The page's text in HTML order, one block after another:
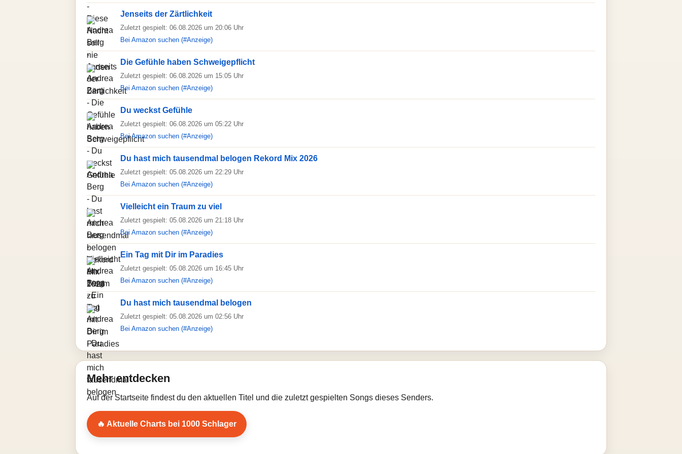
Jenseits der Zärtlichkeit
Zuletzt gespielt: 06.08.2026 um 20:06 Uhr
Bei Amazon suchen (#Anzeige)
Die Gefühle haben Schweigepflicht
Zuletzt gespielt: 06.08.2026 um 15:05 Uhr
Bei Amazon suchen (#Anzeige)
Du weckst Gefühle
Zuletzt gespielt: 06.08.2026 um 05:22 Uhr
Bei Amazon suchen (#Anzeige)
Du hast mich tausendmal belogen Rekord Mix 2026
Zuletzt gespielt: 05.08.2026 um 22:29 Uhr
Bei Amazon suchen (#Anzeige)
Vielleicht ein Traum zu viel
Zuletzt gespielt: 05.08.2026 um 21:18 Uhr
Bei Amazon suchen (#Anzeige)
Ein Tag mit Dir im Paradies
Zuletzt gespielt: 05.08.2026 um 16:45 Uhr
Bei Amazon suchen (#Anzeige)
Du hast mich tausendmal belogen
Zuletzt gespielt: 05.08.2026 um 02:56 Uhr
Bei Amazon suchen (#Anzeige)
Mehr entdecken
Auf der Startseite findest du den aktuellen Titel und die zuletzt gespielten Songs dieses Senders.
🔥 Aktuelle Charts bei 1000 Schlager